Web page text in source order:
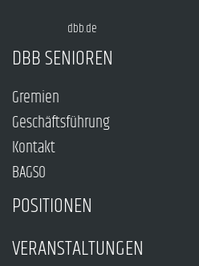
dbb.de
DBB SENIOREN
Gremien
Geschäftsführung
Kontakt
BAGSO
POSITIONEN
VERANSTALTUNGEN